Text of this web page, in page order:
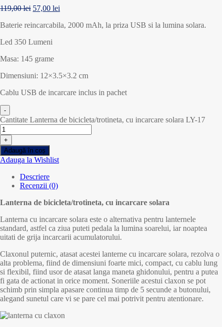
119,00lei 57,00 lei
Baterie reincarcabila, 2000 mAh, la priza USB si la lumina solara.
Led 350 Lumeni
Masa: 145 grame
Dimensiuni: 12×3.5×3.2 cm
Cablu USB de incarcare inclus in pachet
-
Cantitate Lanterna de bicicleta/trotineta, cu incarcare solara LY-17
+
Adaugă în coș
Adauga la Wishlist
Descriere
Recenzii (0)
Lanterna de bicicleta/trotineta, cu incarcare solara
Lanterna cu incarcare solara este o alternativa pentru lanternele
standard, astfel ca ziua puteti pedala la lumina soarelui, iar noaptea
uitati de grija incarcarii acumulatorului.
Claxonul puternic, atasat acestei lanterne cu incarcare solara, rezolva o
alta problema, fiind de dimensiuni foarte mici, compact, cu cablu lung
si flexibil, fiind usor de atasat langa maneta ghidonului, pentru a putea
fi gata de actionat in orice moment. Soneriile acestui claxon se pot
schimb prin simpla apasare continua timp de 5 secunde a butonului,
alegand sunetul care vi se pare cel mai potrivit pentru atentionare.